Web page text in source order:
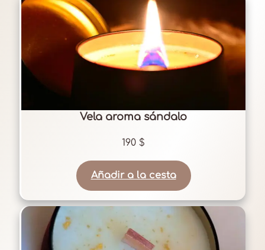
Vela aroma sándalo
190 $
Añadir a la cesta